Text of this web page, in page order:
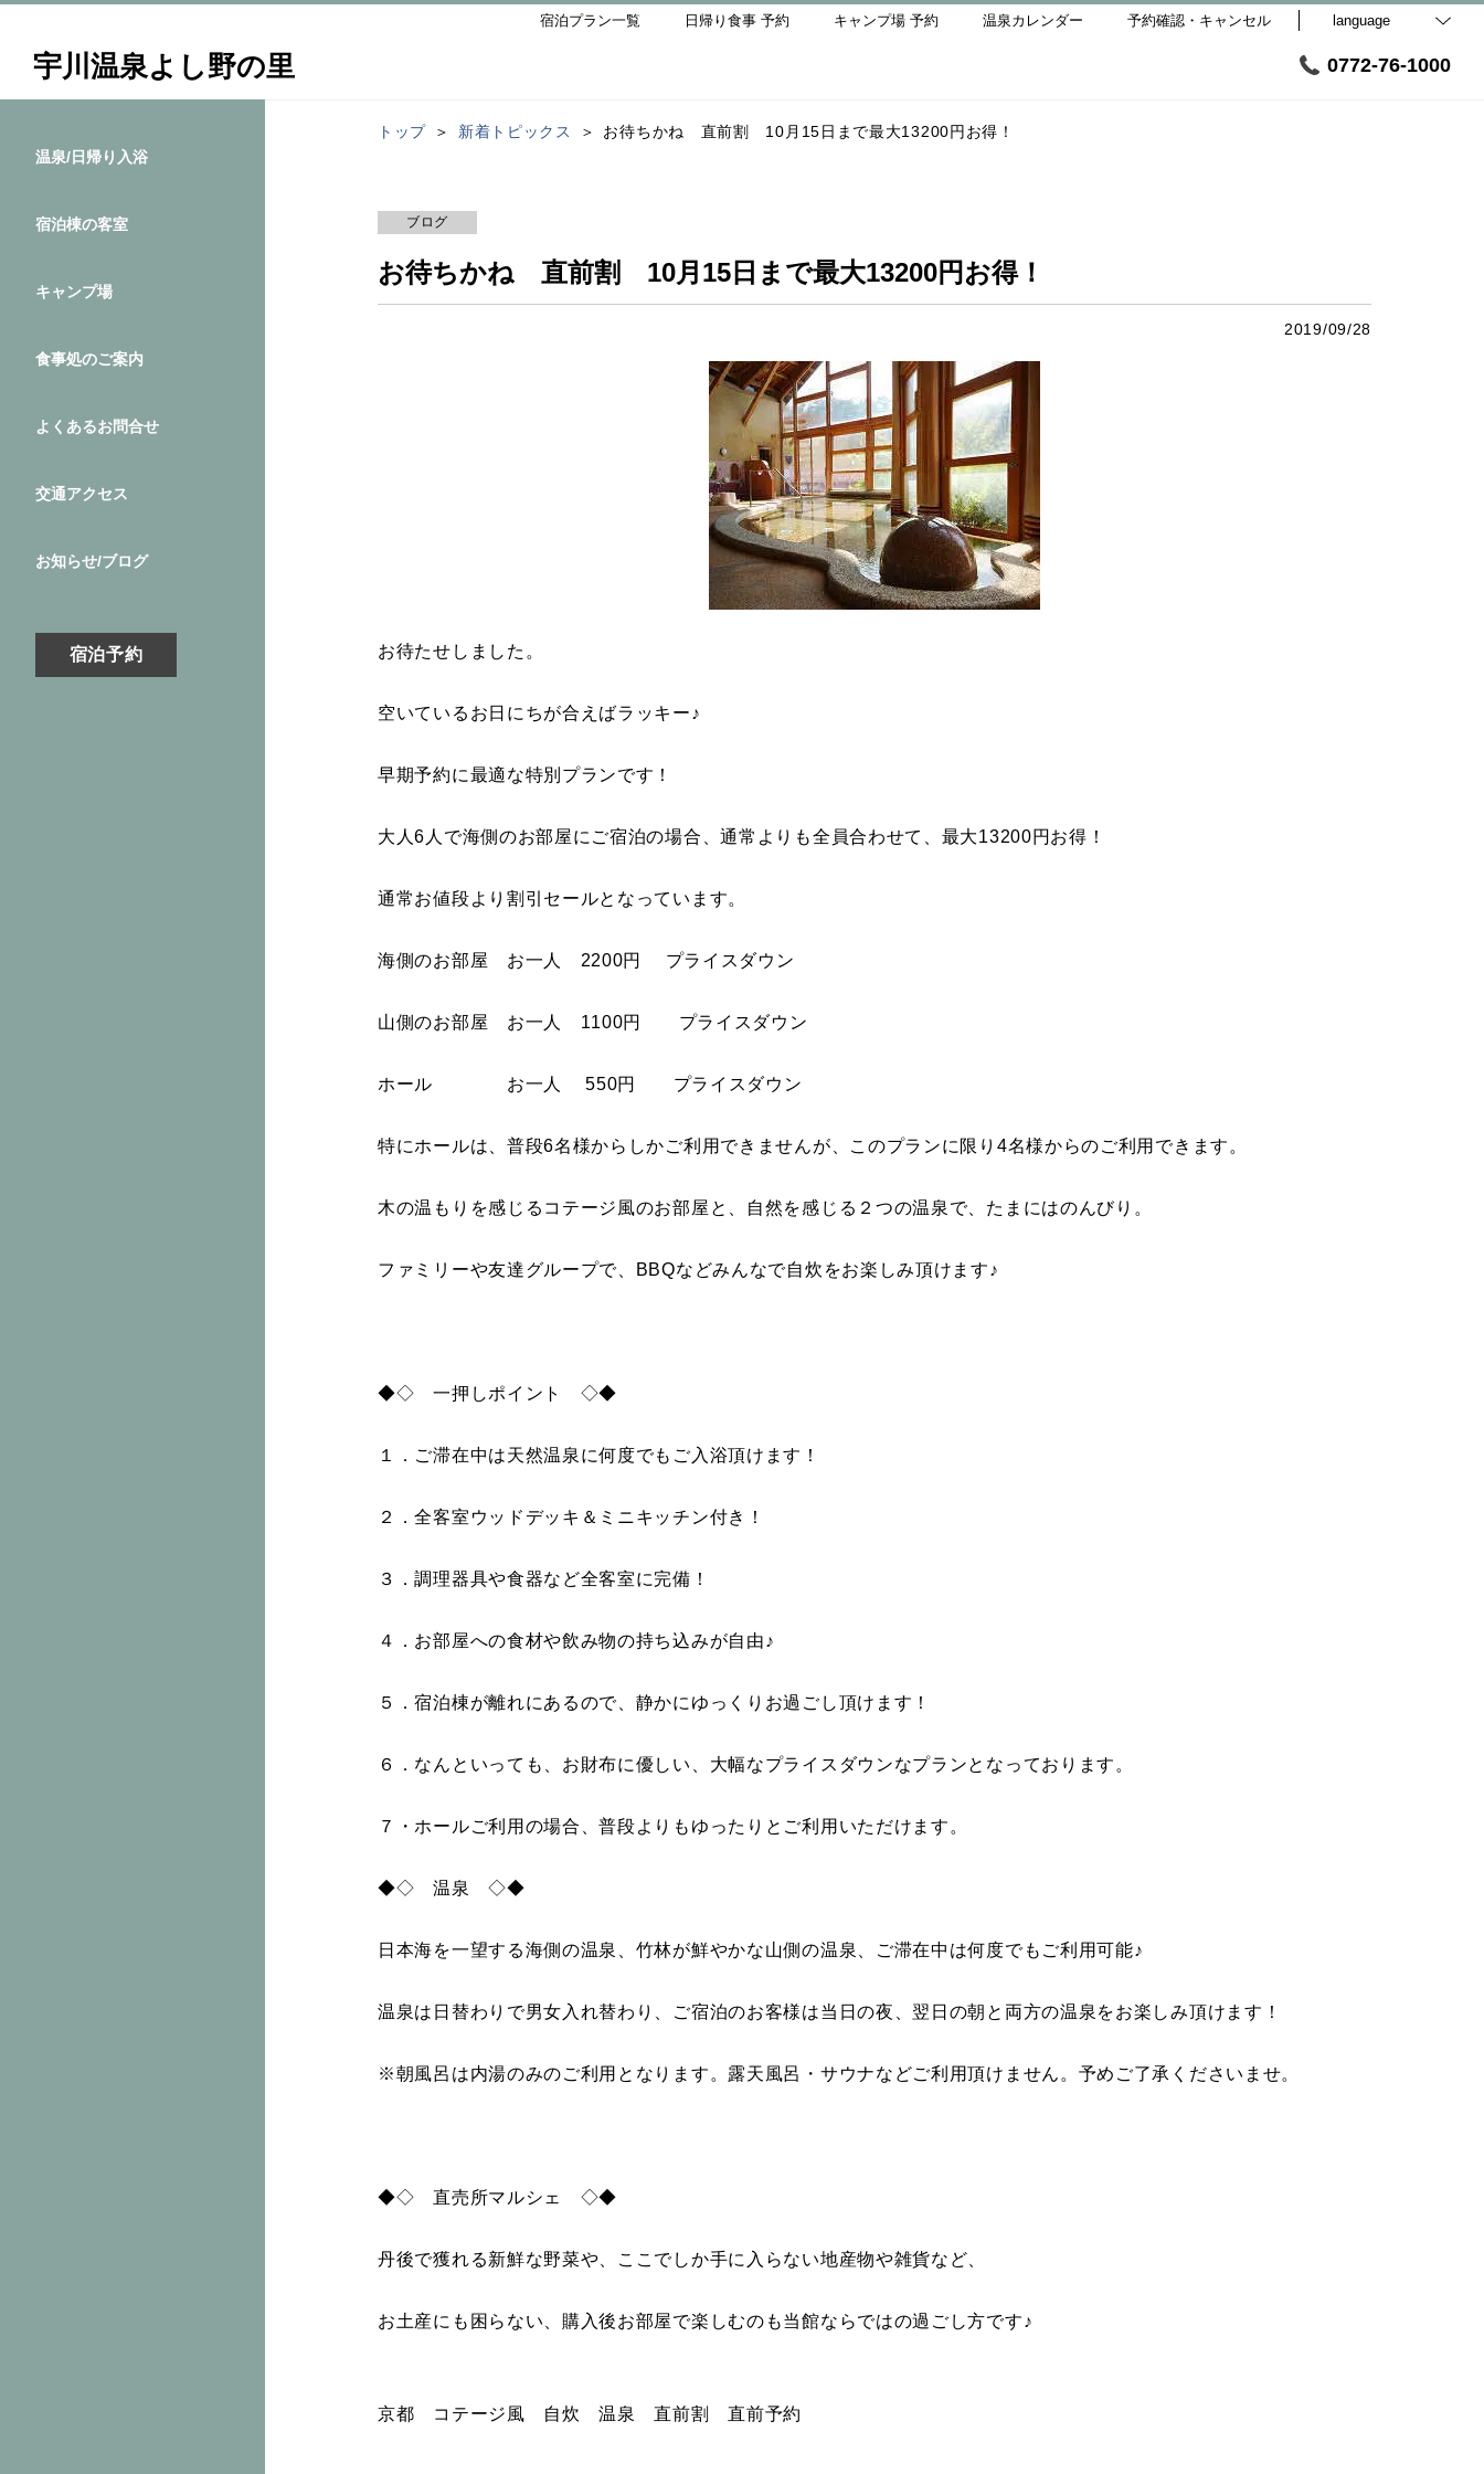
宿泊プラン一覧 日帰り食事 予約 キャンプ場 予約 温泉カレンダー 予約確認・キャンセル language
宇川温泉よし野の里 0772-76-1000
温泉/日帰り入浴
宿泊棟の客室
キャンプ場
食事処のご案内
よくあるお問合せ
交通アクセス
お知らせ/ブログ
宿泊予約
トップ 新着トピックス お待ちかね 直前割 10月15日まで最大13200円お得！
ブログ
お待ちかね 直前割 10月15日まで最大13200円お得！
2019/09/28
お待たせしました。
空いているお日にちが合えばラッキー♪
早期予約に最適な特別プランです！
大人6人で海側のお部屋にご宿泊の場合、通常よりも全員合わせて、最大13200円お得！
通常お値段より割引セールとなっています。
海側のお部屋 お一人 2200円 プライスダウン
山側のお部屋 お一人 1100円 プライスダウン
ホール お一人 550円 プライスダウン
特にホールは、普段6名様からしかご利用できませんが、このプランに限り4名様からのご利用できます。
木の温もりを感じるコテージ風のお部屋と、自然を感じる２つの温泉で、たまにはのんびり。
ファミリーや友達グループで、BBQなどみんなで自炊をお楽しみ頂けます♪
◆◇ 一押しポイント ◇◆
１．ご滞在中は天然温泉に何度でもご入浴頂けます！
２．全客室ウッドデッキ＆ミニキッチン付き！
３．調理器具や食器など全客室に完備！
４．お部屋への食材や飲み物の持ち込みが自由♪
５．宿泊棟が離れにあるので、静かにゆっくりお過ごし頂けます！
６．なんといっても、お財布に優しい、大幅なプライスダウンなプランとなっております。
７・ホールご利用の場合、普段よりもゆったりとご利用いただけます。
◆◇ 温泉 ◇◆
日本海を一望する海側の温泉、竹林が鮮やかな山側の温泉、ご滞在中は何度でもご利用可能♪
温泉は日替わりで男女入れ替わり、ご宿泊のお客様は当日の夜、翌日の朝と両方の温泉をお楽しみ頂けます！
※朝風呂は内湯のみのご利用となります。露天風呂・サウナなどご利用頂けません。予めご了承くださいませ。
◆◇ 直売所マルシェ ◇◆
丹後で獲れる新鮮な野菜や、ここでしか手に入らない地産物や雑貨など、
お土産にも困らない、購入後お部屋で楽しむのも当館ならではの過ごし方です♪
京都 コテージ風 自炊 温泉 直前割 直前予約